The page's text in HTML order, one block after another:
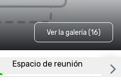
Ver la galería (16)
Espacio de reunión